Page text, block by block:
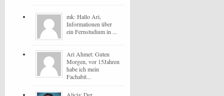
mk: Hallo Ari,
Informationen über
ein Fernstudium in ...
Ari Ahmet: Guten
Morgen, vor 15Jahren
habe ich mein
Fachabit...